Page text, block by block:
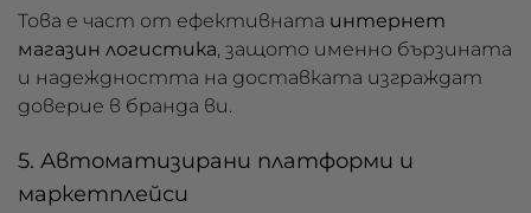
Това е част от ефективната интернет
магазин логистика, защото именно бързината
и надеждността на доставката изграждат
доверие в бранда ви.
5. Автоматизирани платформи и
маркетплейси